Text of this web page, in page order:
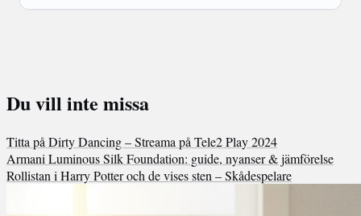
Du vill inte missa
Titta på Dirty Dancing – Streama på Tele2 Play 2024
Armani Luminous Silk Foundation: guide, nyanser & jämförelse
Rollistan i Harry Potter och de vises sten – Skådespelare